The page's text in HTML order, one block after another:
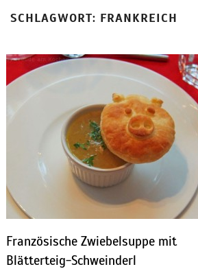
SCHLAGWORT: FRANKREICH
Französische Zwiebelsuppe mit
Blätterteig-Schweinderl